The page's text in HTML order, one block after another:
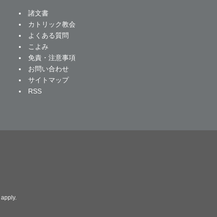
諸文書
カトリック教会
よくある質問
こよみ
免責・注意事項
お問い合わせ
サイトマップ
RSS
apply.